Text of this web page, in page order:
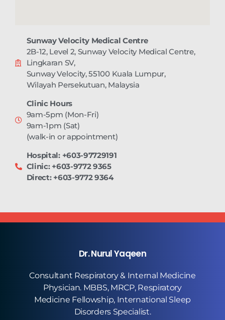
Sunway Velocity Medical Centre
2B-12, Level 2, Sunway Velocity Medical Centre,
Lingkaran SV,
Sunway Velocity, 55100 Kuala Lumpur,
Wilayah Persekutuan, Malaysia
Clinic Hours
9am-5pm (Mon-Fri)
9am-1pm (Sat)
(walk-in or appointment)
Hospital: +603-97729191
Clinic: +603-9772 9365
Direct: +603-9772 9364
Dr. Nurul Yaqeen
Consultant Respiratory & Internal Medicine
Physician. MBBS, MRCP, Respiratory
Medicine Fellowship, International Sleep
Disorders Specialist.